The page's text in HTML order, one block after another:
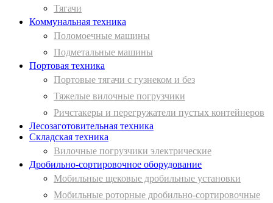
Тягачи
Коммунальная техника
Поломоечные машины
Подметальные машины
Портовая техника
Портовые тягачи с гузнеком и без
Тяжелые вилочные погрузчики
Ричстакеры и перегружатели пустых контейнеров
Лесозаготовительная техника
Складская техника
Вилочные погрузчики электрические
Дробильно-сортировочное оборудование
Мобильные щековые дробильные установки
Мобильные роторные дробильно-сортировочные